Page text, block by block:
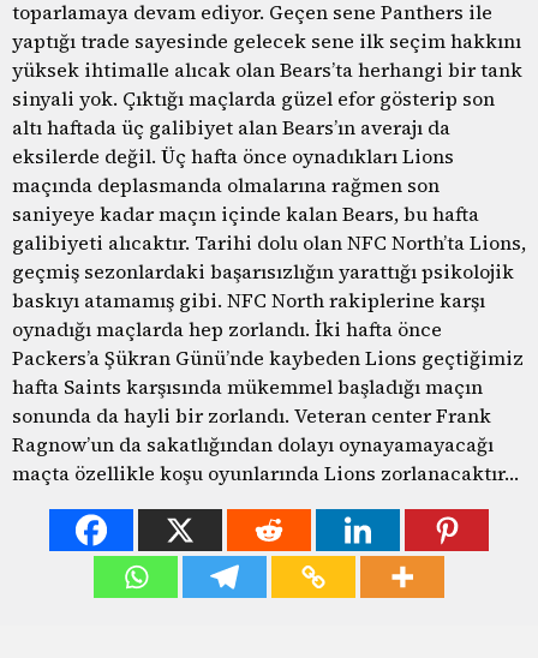
toparlamaya devam ediyor. Geçen sene Panthers ile
yaptığı trade sayesinde gelecek sene ilk seçim hakkını
yüksek ihtimalle alıcak olan Bears’ta herhangi bir tank
sinyali yok. Çıktığı maçlarda güzel efor gösterip son
altı haftada üç galibiyet alan Bears’ın averajı da
eksilerde değil. Üç hafta önce oynadıkları Lions
maçında deplasmanda olmalarına rağmen son
saniyeye kadar maçın içinde kalan Bears, bu hafta
galibiyeti alıcaktır. Tarihi dolu olan NFC North’ta Lions,
geçmiş sezonlardaki başarısızlığın yarattığı psikolojik
baskıyı atamamış gibi. NFC North rakiplerine karşı
oynadığı maçlarda hep zorlandı. İki hafta önce
Packers’a Şükran Günü’nde kaybeden Lions geçtiğimiz
hafta Saints karşısında mükemmel başladığı maçın
sonunda da hayli bir zorlandı. Veteran center Frank
Ragnow’un da sakatlığından dolayı oynayamayacağı
maçta özellikle koşu oyunlarında Lions zorlanacaktır…